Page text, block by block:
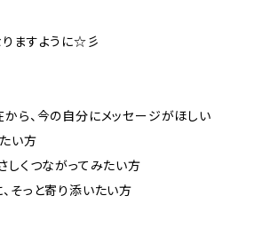
ますように☆彡
ら、今の自分にメッセージがほしい
い方
しくつながってみたい方
そっと寄り添いたい方